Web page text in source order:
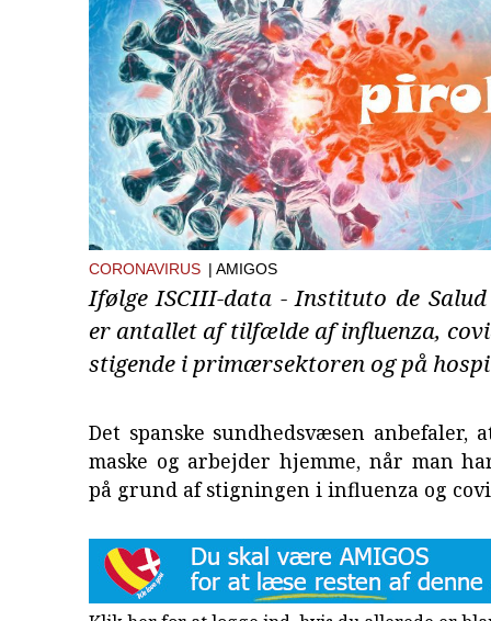
CORONAVIRUS | AMIGOS
Ifølge ISCIII-data - Instituto de
er antallet af tilfælde af influenza,
stigende i primærsektoren og på
Det spanske sundhedsvæsen anbefaler,
maske og arbejder hjemme, når man
på grund af stigningen i influenza og